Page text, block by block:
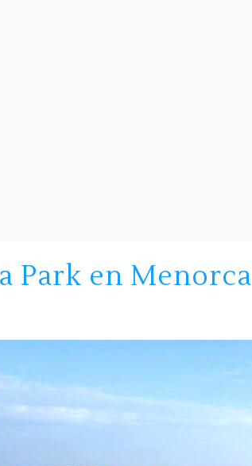
Park en Menorca